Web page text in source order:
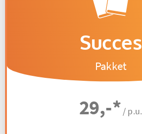
Succes
Pakket
29,-* / p.u.